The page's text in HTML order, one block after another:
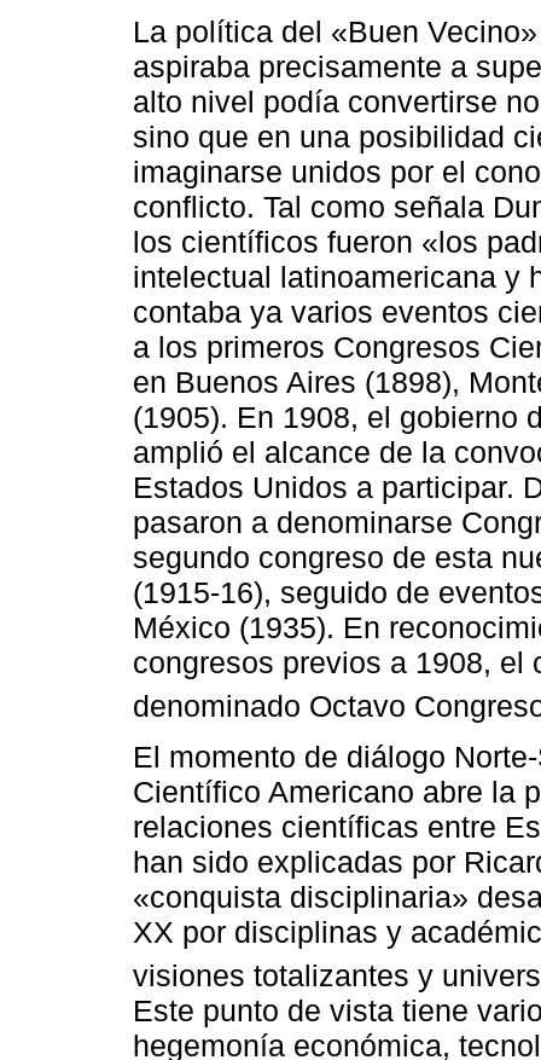
La política del «Buen
aspiraba precisamente a
alto nivel podía convertirse
sino que en una posibilidad
imaginarse unidos por el
conflicto. Tal como señala
los científicos fueron «los
intelectual latinoamericana y
contaba ya varios eventos
a los primeros Congresos
en Buenos Aires (1898),
(1905). En 1908, el gobierno
amplió el alcance de la
Estados Unidos a participar.
pasaron a denominarse
segundo congreso de esta
(1915-16), seguido de
México (1935). En
congresos previos a 1908, el
denominado Octavo
El momento de diálogo
Científico Americano abre la
relaciones científicas entre
han sido explicadas por
«conquista disciplinaria»
XX por disciplinas y
visiones totalizantes y
Este punto de vista tiene
hegemonía económica,